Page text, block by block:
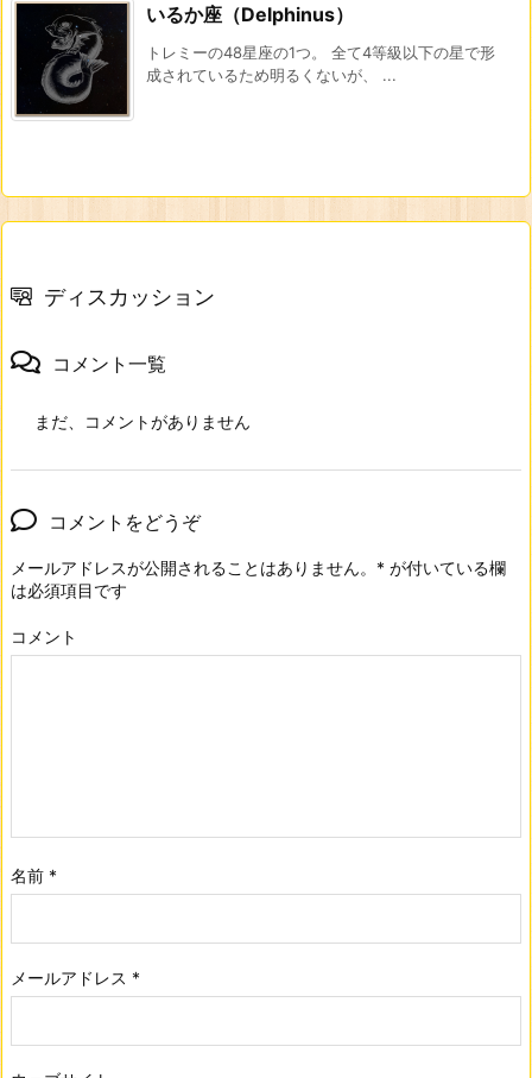
いるか座（Delphinus）
トレミーの48星座の1つ。 全て4等級以下の星で形
成されているため明るくないが、 ...
ディスカッション
コメント一覧
まだ、コメントがありません
コメントをどうぞ
メールアドレスが公開されることはありません。 * が付いている欄
は必須項目です
コメント
名前 *
メールアドレス *